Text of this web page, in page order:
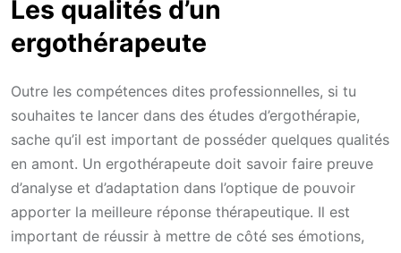
Les qualités d’un
ergothérapeute
Outre les compétences dites professionnelles, si tu
souhaites te lancer dans des études d’ergothérapie,
sache qu’il est important de posséder quelques qualités
en amont. Un ergothérapeute doit savoir faire preuve
d’analyse et d’adaptation dans l’optique de pouvoir
apporter la meilleure réponse thérapeutique. Il est
important de réussir à mettre de côté ses émotions,